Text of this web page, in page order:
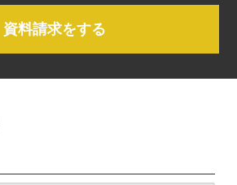
資料請求をする